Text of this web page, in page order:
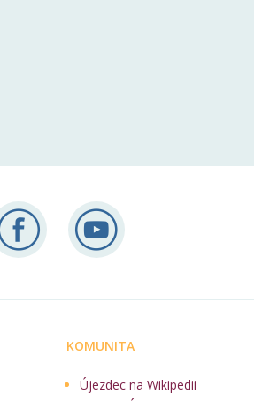
KOMUNITA
Újezdec na Wikipedii